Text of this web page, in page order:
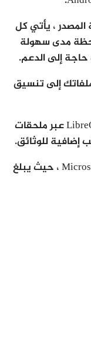
، يأتي كل
مدى سهولة
حاجة إلى الدعم.
إلى تنسيق
ويمكنك إضافة ميزات إضافية إلى LibreOffice عبر ملحقات
للوثائق.
ولا يزال حجم التنزيل أصغر من Microsoft Office ، حيث يبلغ